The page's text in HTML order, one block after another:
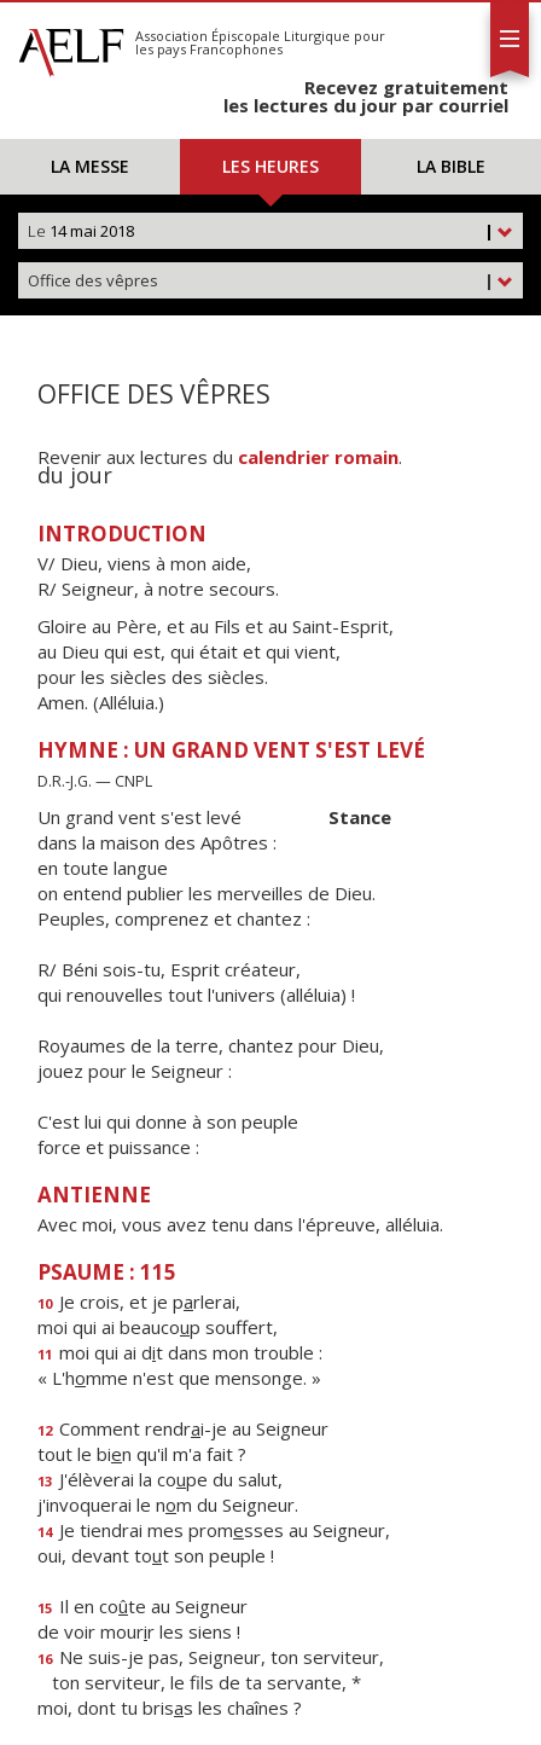
S'abonner
Calendrier
Association Épiscopale Liturgique pour
les pays Francophones
Recevez gratuitement
les lectures du jour par courriel
LA MESSE LES HEURES LA BIBLE
|
Le 14 mai 2018
|
Office des vêpres
OFFICE DES VÊPRES
Revenir aux lectures du calendrier romain.
du jour
INTRODUCTION
V/ Dieu, viens à mon aide,
R/ Seigneur, à notre secours.
Gloire au Père, et au Fils et au Saint-Esprit,
au Dieu qui est, qui était et qui vient,
pour les siècles des siècles.
Amen. (Alléluia.)
HYMNE : UN GRAND VENT S'EST LEVÉ
D.R.-J.G. — CNPL
Un grand vent s'est levé Stance
dans la maison des Apôtres :
en toute langue
on entend publier les merveilles de Dieu.
Peuples, comprenez et chantez :
R/ Béni sois-tu, Esprit créateur,
qui renouvelles tout l'univers (alléluia) !
Royaumes de la terre, chantez pour Dieu,
jouez pour le Seigneur :
C'est lui qui donne à son peuple
force et puissance :
ANTIENNE
Avec moi, vous avez tenu dans l'épreuve, alléluia.
PSAUME : 115
10 Je crois, et je parlerai,
moi qui ai beaucoup souffert,
11 moi qui ai dit dans mon trouble :
« L'homme n'est que mensonge. »
12 Comment rendrai-je au Seigneur
tout le bien qu'il m'a fait ?
13 J'élèverai la coupe du salut,
j'invoquerai le nom du Seigneur.
14 Je tiendrai mes promesses au Seigneur,
oui, devant tout son peuple !
15 Il en coûte au Seigneur
de voir mourir les siens !
16 Ne suis-je pas, Seigneur, ton serviteur,
ton serviteur, le fls de ta servante, *
moi, dont tu brisas les chaînes ?